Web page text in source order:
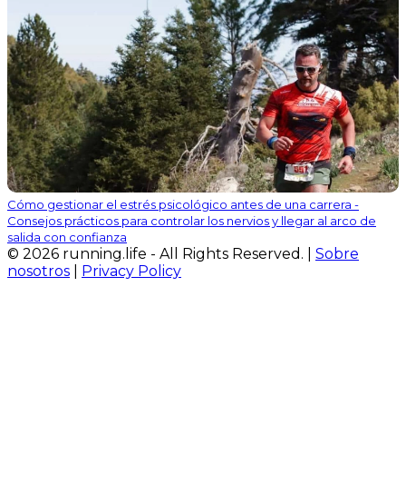
Cómo gestionar el estrés psicológico antes de una carrera -
Consejos prácticos para controlar los nervios y llegar al arco de
salida con confianza
© 2026 running.life - All Rights Reserved. | Sobre
nosotros
Privacy Policy